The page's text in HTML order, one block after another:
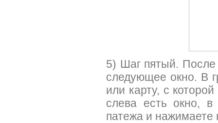
5) Шаг пятый. После
следующее окно. В
или карту, с
слева есть окно,
патежа и нажимаете